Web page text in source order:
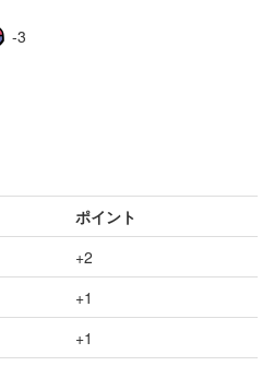
-3
ポイント
+2
+1
+1